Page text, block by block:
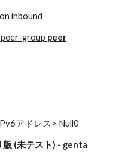
inbound
group peer
アドレス> Null0
版 (未テスト) - genta